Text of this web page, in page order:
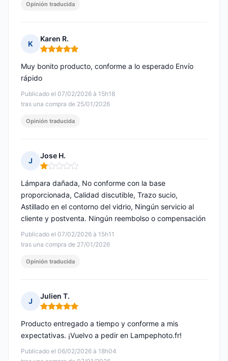
Opinión traducida
K
Karen R.
Nota: 5 de 5
Publicado el 07/02/2026 à 15h18
tras una compra de 25/01/2026
Muy bonito producto, conforme a lo esperado Envío
rápido
Opinión traducida
J
Jose H.
Nota: 1 de 5
Publicado el 07/02/2026 à 15h11
tras una compra de 27/01/2026
Lámpara dañada, No conforme con la base
proporcionada, Calidad discutible, Trazo sucio,
Astillado en el contorno del vidrio, Ningún servicio al
cliente y postventa. Ningún reembolso o compensación
Opinión traducida
J
Julien T.
Nota: 5 de 5
Publicado el 06/02/2026 à 18h04
Producto entregado a tiempo y conforme a mis
expectativas. ¡Vuelvo a pedir en Lampephoto.fr!